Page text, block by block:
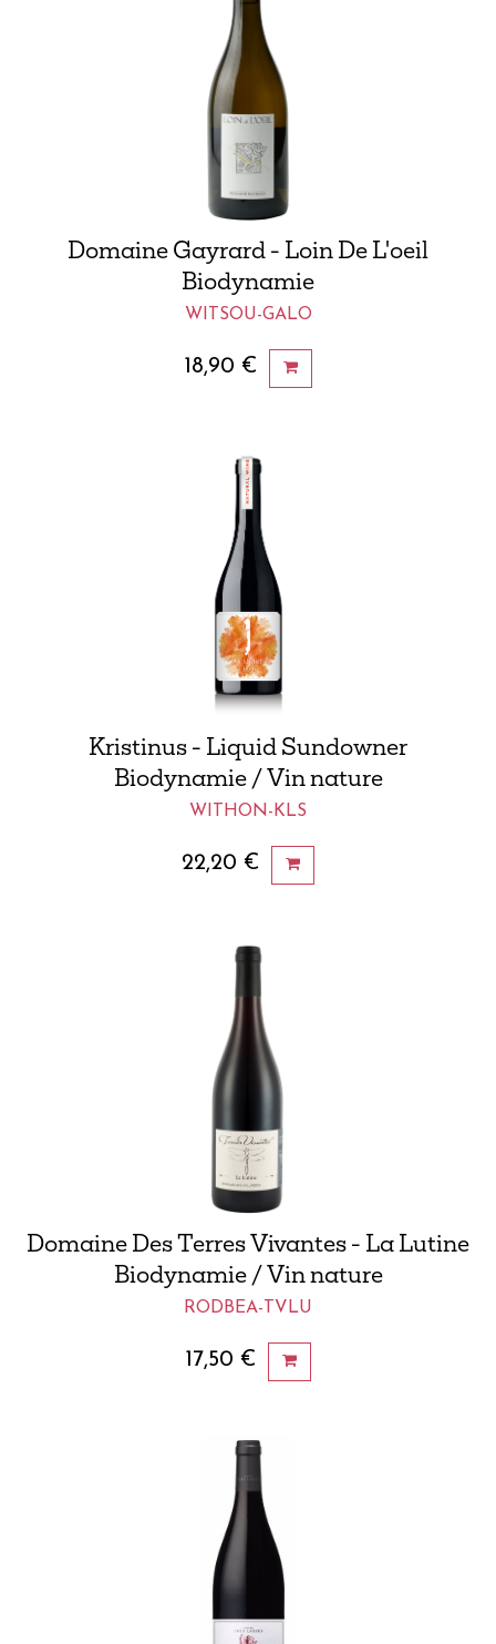
Domaine Gayrard - Loin De L'oeil
Biodynamie
WITSOU-GALO
18,90 €
Kristinus - Liquid Sundowner
Biodynamie / Vin nature
WITHON-KLS
22,20 €
Domaine Des Terres Vivantes - La Lutine
Biodynamie / Vin nature
RODBEA-TVLU
17,50 €